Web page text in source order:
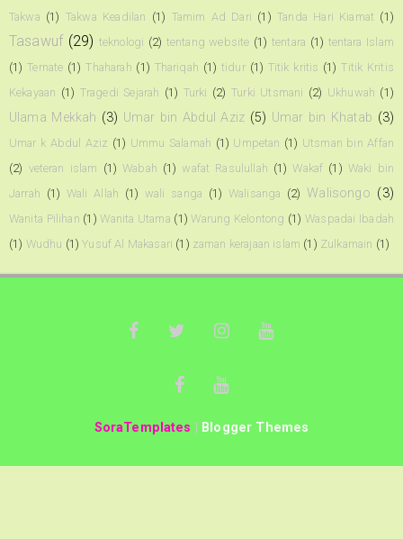
Takwa (1) Takwa Keadilan (1) Tamim Ad Dari (1) Tanda Hari Kiamat (1)
Tasawuf (29) teknologi (2) tentang website (1) tentara (1) tentara Islam
(1) Ternate (1) Thaharah (1) Thariqah (1) tidur (1) Titik kritis (1) Titik Kritis
Kekayaan (1) Tragedi Sejarah (1) Turki (2) Turki Utsmani (2) Ukhuwah (1)
Ulama Mekkah (3) Umar bin Abdul Aziz (5) Umar bin Khatab (3)
Umar k Abdul Aziz (1) Ummu Salamah (1) Umpetan (1) Utsman bin Affan
(2) veteran islam (1) Wabah (1) wafat Rasulullah (1) Wakaf (1) Waki bin
Jarrah (1) Wali Allah (1) wali sanga (1) Walisanga (2) Walisongo (3)
Wanita Pilihan (1) Wanita Utama (1) Warung Kelontong (1) Waspadai Ibadah
(1) Wudhu (1) Yusuf Al Makasari (1) zaman kerajaan islam (1) Zulkarnain (1)
SoraTemplates Blogger Themes